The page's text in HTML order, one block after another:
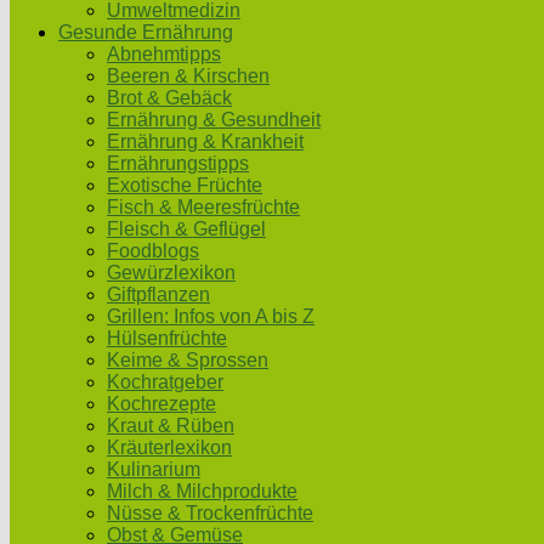
Umweltmedizin
Gesunde Ernährung
Abnehmtipps
Beeren & Kirschen
Brot & Gebäck
Ernährung & Gesundheit
Ernährung & Krankheit
Ernährungstipps
Exotische Früchte
Fisch & Meeresfrüchte
Fleisch & Geflügel
Foodblogs
Gewürzlexikon
Giftpflanzen
Grillen: Infos von A bis Z
Hülsenfrüchte
Keime & Sprossen
Kochratgeber
Kochrezepte
Kraut & Rüben
Kräuterlexikon
Kulinarium
Milch & Milchprodukte
Nüsse & Trockenfrüchte
Obst & Gemüse